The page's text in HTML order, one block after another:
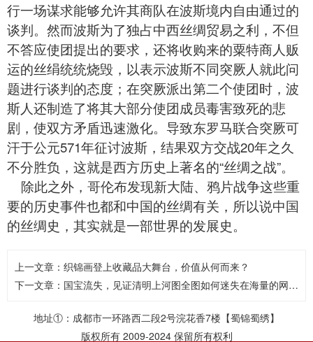
行一场谋求能够允许其商队在波斯境内自由通过的
谈判。然而波斯为了独占中西丝绸贸易之利，不但
不答应使团提出的要求，还将收购来的粟特商人贩
运的丝绢统统烧毁，以表示波斯不同突厥人就此问
题进行谈判的态度；在突厥派出第二个使团时，波
斯人还制造了将其大部分使团成员毒害致死的悲
剧，使双方矛盾迅速激化。导致东罗马联合突厥可
汗于公元571年征讨波斯，结果双方交战20年之久
不分胜负，这就是西方历史上著名的“丝绸之战”。
除此之外，哥伦布发现新大陆、鸦片战争这些重
要的历史事件也都和中国的丝绸有关，所以说中国
的丝绸史，其实就是一部世界的发展史。
上一文章： 织锦画登上收藏品大舞台，价值从何而来？
下一文章： 国宝流失，见证清明上河图全图如何迷失在海量的网络信息当中
地址①：成都市一环路西二段2号浣花香7楼【蜀锦蜀绣】
版权所有 2009-2024 保留所有权利